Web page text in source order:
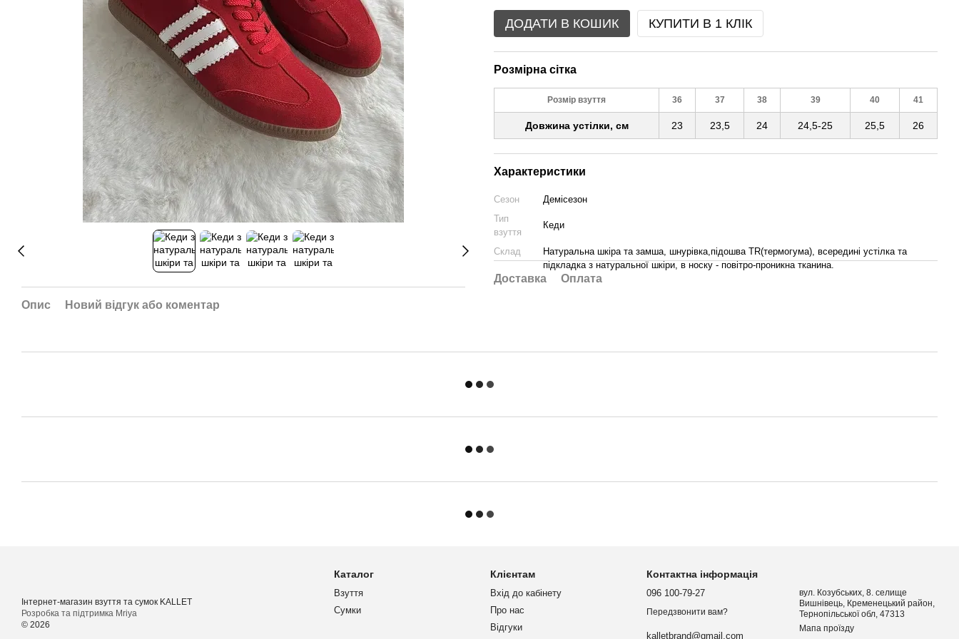
Опис Новий відгук або коментар
ДОДАТИ В КОШИК КУПИТИ В 1 КЛІК
Розмірна сітка
Розмір взуття 36 37 38 39 40 41
Довжина устілки, см 23 23,5 24 24,5-25 25,5 26
Характеристики
Сезон
Демісезон
Тип
взуття
Кеди
Склад
Натуральна шкіра та замша, шнурівка,підошва TR(термогума), всередині устілка та
підкладка з натуральної шкіри, в носку - повітро-проникна тканина.
Доставка Оплата
Інтернет-магазин взуття та сумок KALLET
Розробка та підтримка Mriya
© 2026
Каталог
Взуття
Сумки
Клієнтам
Вхід до кабінету
Про нас
Відгуки
Контактна інформація
096 100-79-27
Передзвонити вам?
kalletbrand@gmail.com
вул. Козубських, 8. селище
Вишнівець, Кременецький район,
Тернопільської обл, 47313
Мапа проїзду